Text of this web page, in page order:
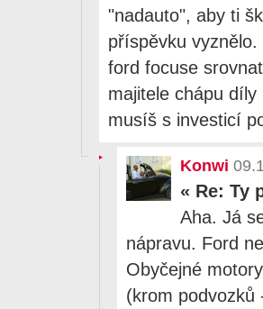
"nadauto", aby ti
příspěvku
ford focuse
majitele chápu
musíš s investicí
Konwi
« Re: Ty
Aha. Já
nápravu. Ford
Obyčejné
(krom podvozků